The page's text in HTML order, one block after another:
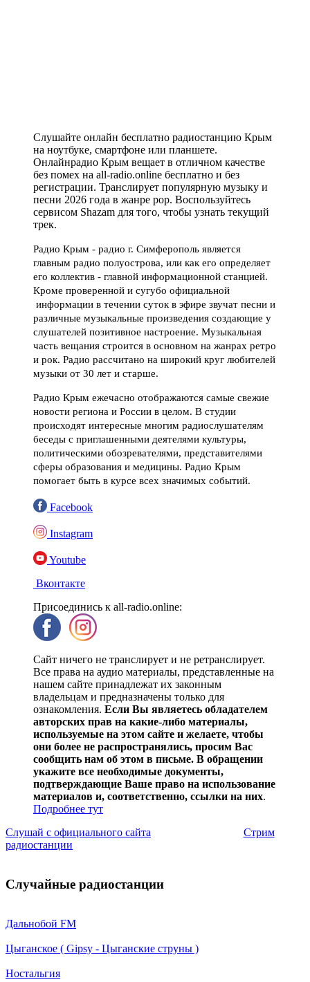
Слушайте онлайн бесплатно радиостанцию Крым
на ноутбуке, смартфоне или планшете.
Онлайнрадио Крым вещает в отличном качестве
без помех на all-radio.online бесплатно и без
регистрации. Транслирует популярную музыку и
песни 2026 года в жанре pop. Воспользуйтесь
сервисом Shazam для того, чтобы узнать текущий
трек.
Радио Крым - радио г. Симферополь является
главным радио полуострова, или как его определяет
его коллектив - главной информационной станцией.
Кроме проверенной и сугубо официальной
информации в течении суток в эфире звучат песни и
различные музыкальные произведения создающие у
слушателей позитивное настроение. Музыкальная
часть вещания строится в основном на жанрах ретро
и рок. Радио рассчитано на широкий круг любителей
музыки от 30 лет и старше.
Радио Крым ежечасно отображаются самые свежие
новости региона и России в целом. В студии
происходят интересные многим радиослушателям
беседы с приглашенными деятелями культуры,
политическими обозревателями, представителями
сферы образования и медицины. Радио Крым
помогает быть в курсе всех значимых событий.
Facebook
Instagram
Youtube
Вконтакте
Присоединись к all-radio.online:
Сайт ничего не транслирует и не ретранслирует.
Все права на аудио материалы, представленные на
нашем сайте принадлежат их законным
владельцам и предназначены только для
ознакомления. Если Вы являетесь обладателем
авторских прав на какие-либо материалы,
используемые на этом сайте и желаете, чтобы
они более не распространялись, просим Вас
сообщить нам об этом в письме. В обращении
укажите все необходимые документы,
подтверждающие Ваше право на использование
материалов и, соответственно, ссылки на них.
Подробнее тут
Слушай с официального сайта
Стрим
радиостанции
Случайные радиостанции
Дальнобой FM
Цыганское ( Gipsy - Цыганские струны )
Ностальгия